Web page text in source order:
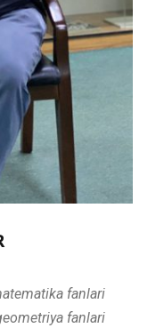
fanlari
fanlari